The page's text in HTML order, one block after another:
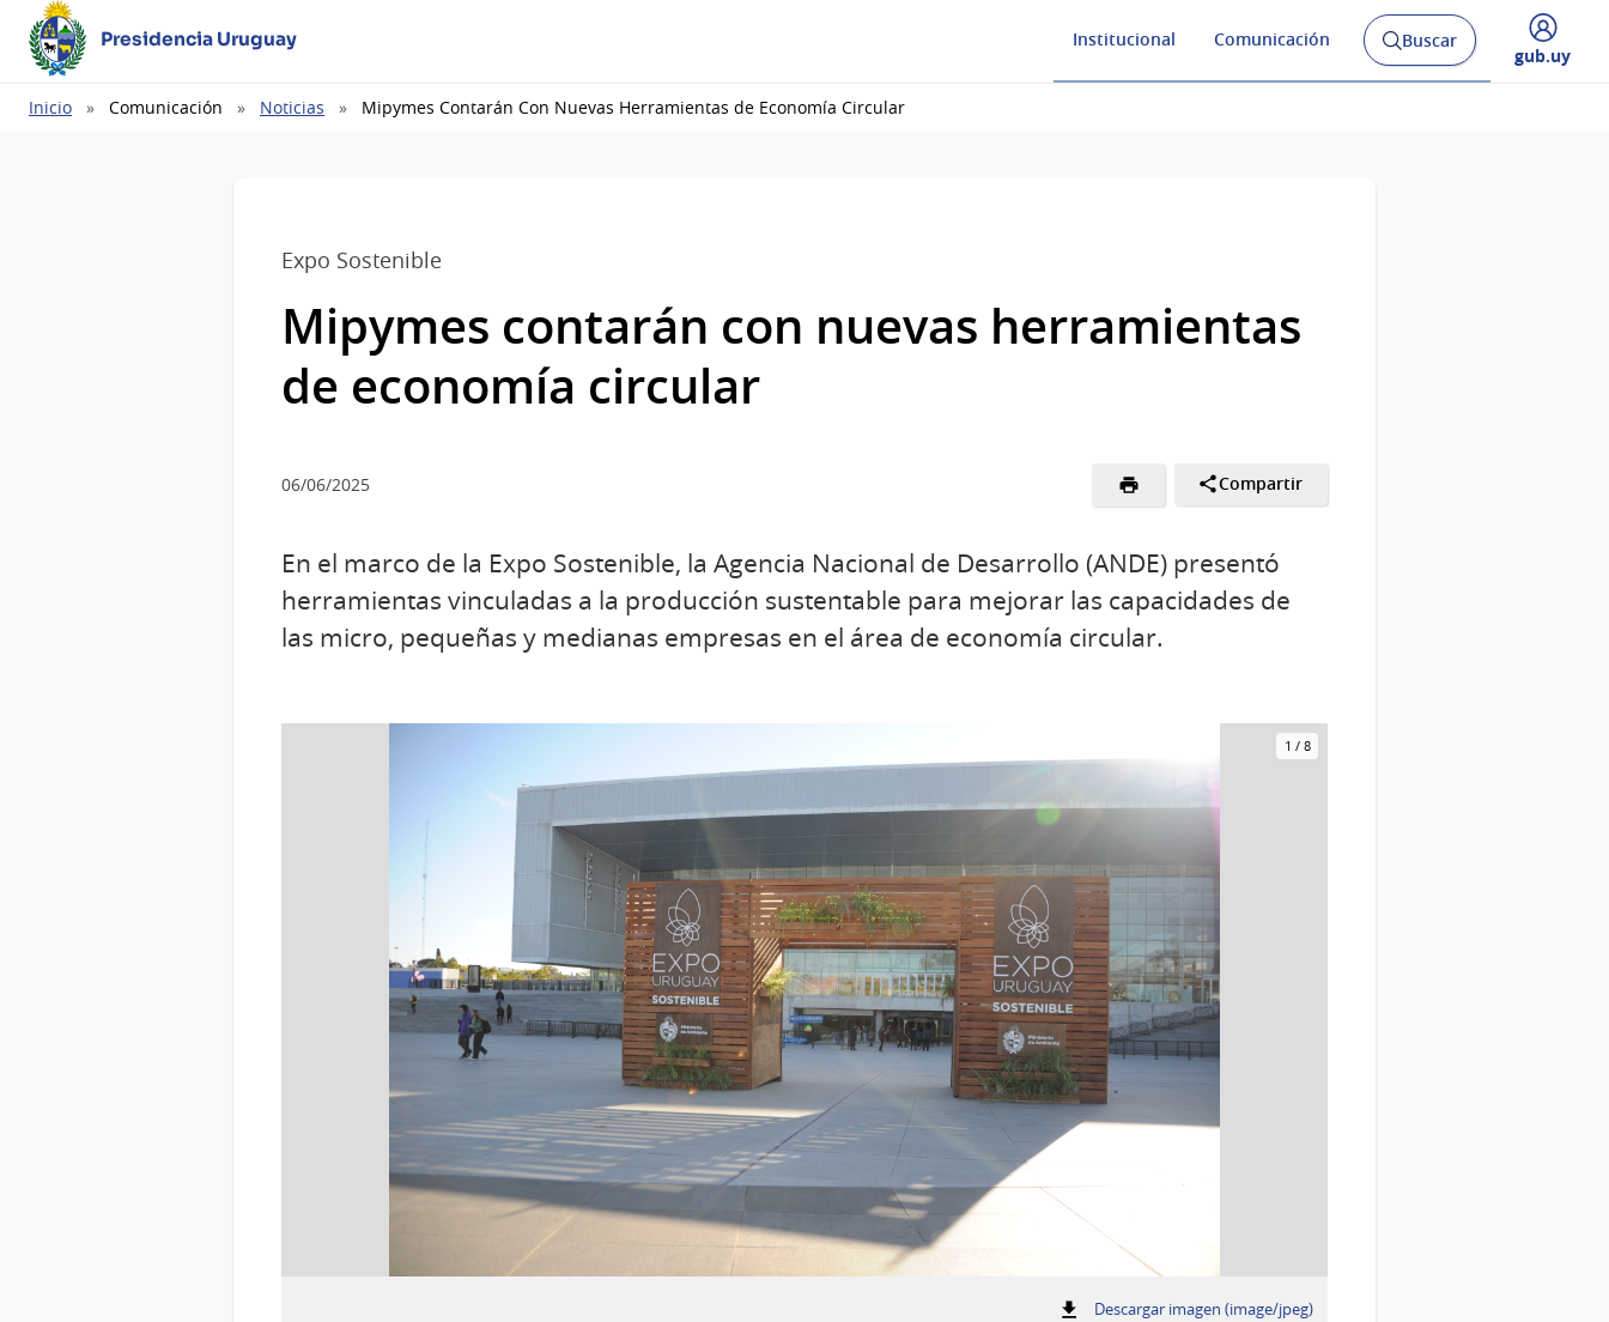
Presidencia Uruguay Institucional Comunicación
Abrir
buscador
Buscar
Desplegar
gub.uy
Ruta
Inicio Comunicación Noticias Mipymes Contarán Con Nuevas Herramientas de Economía Circular
Expo Sostenible
Mipymes contarán con nuevas herramientas
de economía circular
06/06/2025 Compartir
En el marco de la Expo Sostenible, la Agencia Nacional de Desarrollo (ANDE) presentó
herramientas vinculadas a la producción sustentable para mejorar las capacidades de
las micro, pequeñas y medianas empresas en el área de economía circular.
1 / 8
Descargar imagen (image/jpeg):